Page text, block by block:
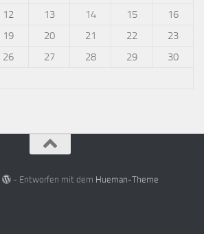
12 13 14 15
16
19 20 21 22
23
26 27 28 29
30
- Entworfen mit dem Hueman-Theme